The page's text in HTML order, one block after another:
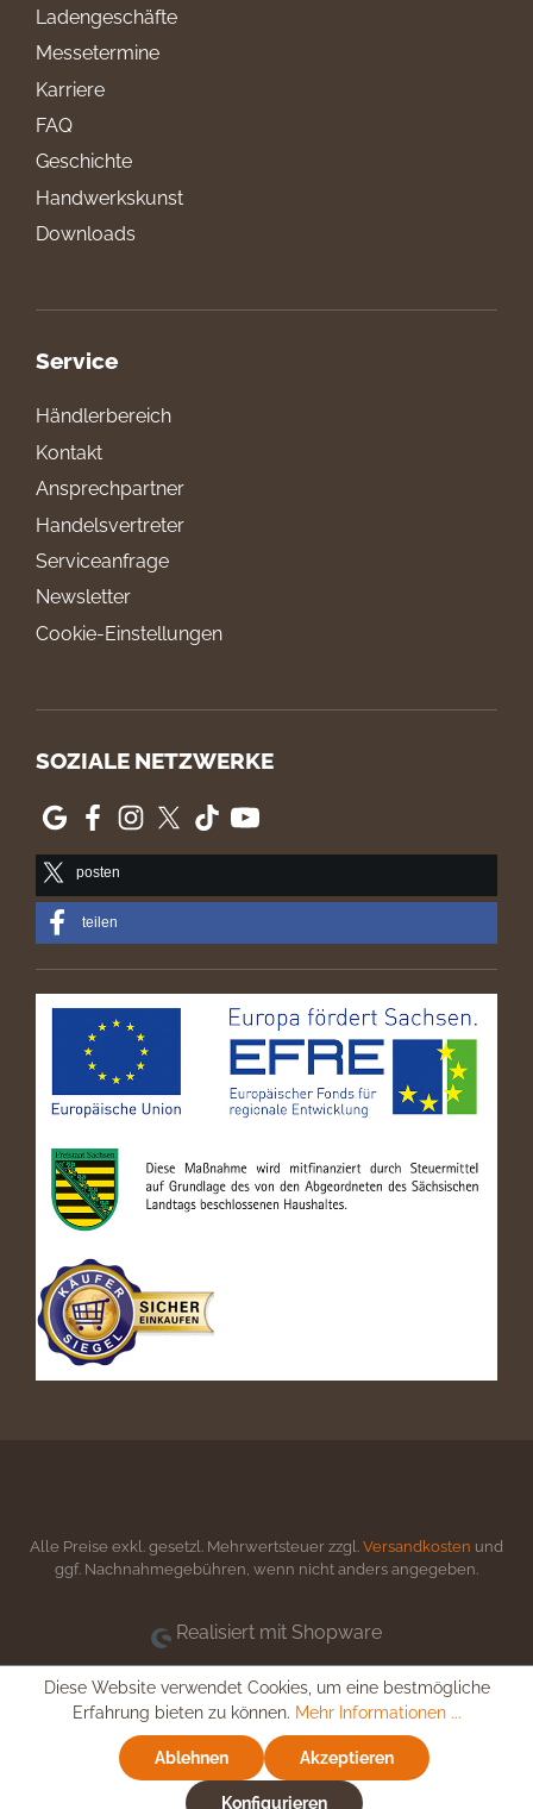
Ladengeschäfte
Messetermine
Karriere
FAQ
Geschichte
Handwerkskunst
Downloads
Service
Händlerbereich
Kontakt
Ansprechpartner
Handelsvertreter
Serviceanfrage
Newsletter
Cookie-Einstellungen
SOZIALE NETZWERKE
posten
teilen
Alle Preise exkl. gesetzl. Mehrwertsteuer zzgl. Versandkosten und
ggf. Nachnahmegebühren, wenn nicht anders angegeben.
Realisiert mit Shopware
Diese Website verwendet Cookies, um eine bestmögliche
Erfahrung bieten zu können. Mehr Informationen ...
Ablehnen Akzeptieren
Konfigurieren